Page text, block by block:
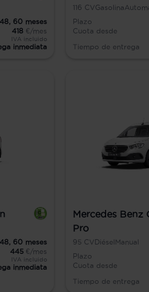
48, 60 meses
418 €/mes
IVA incluido
inmediata
116 CVGasolina
Plazo
Cuota desde
Tiempo de entrega
48, 60 meses
445 €/mes
IVA incluido
inmediata
Mercedes Benz
Pro
95 CVDiéselManual
Plazo
Cuota desde
Tiempo de entrega